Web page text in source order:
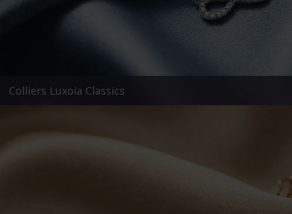
Colliers Luxoia Classics